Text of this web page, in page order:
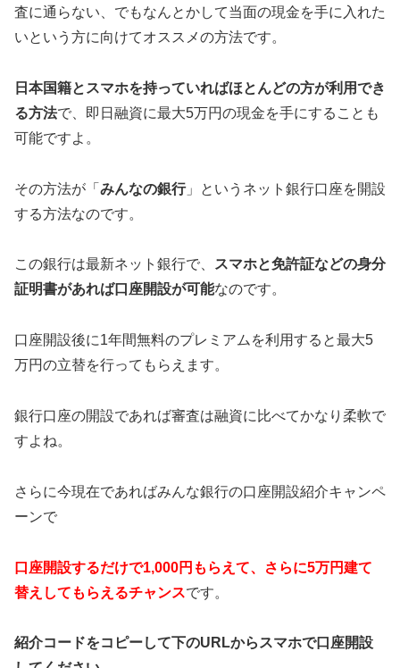
査に通らない、でもなんとかして当面の現金を手に入れた
いという方に向けてオススメの方法です。
日本国籍とスマホを持っていればほとんどの方が利用でき
る方法で、即日融資に最大5万円の現金を手にすることも
可能ですよ。
その方法が「 みんなの銀行」というネット銀行口座を開設
する方法なのです。
この銀行は最新ネット銀行で、
スマホと免許証などの身分
証明書があれば口座開設が可能なのです。
口座開設後に1年間無料のプレミアムを利用すると最大5
万円の立替を行ってもらえます。
銀行口座の開設であれば審査は融資に比べてかなり柔軟で
すよね。
さらに今現在であればみんな銀行の口座開設紹介キャンペ
ーンで
口座開設するだけで1,000円もらえて、さらに5万円建て
替えしてもらえるチャンスです。
紹介コードをコピーして下のURLからスマホで口座開設